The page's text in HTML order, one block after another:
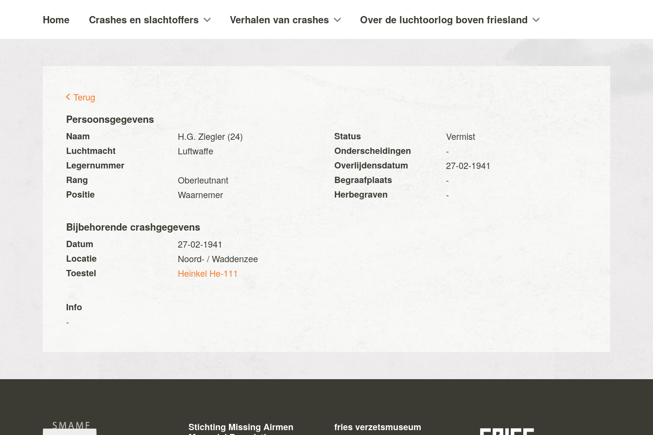
Home Crashes en slachtoffers Verhalen van crashes Over de luchtoorlog boven friesland
Terug
Persoonsgegevens
Naam
H.G. Ziegler (24)
Luchtmacht
Luftwaffe
Legernummer
Rang
Oberleutnant
Positie
Waarnemer
Status
Vermist
Onderscheidingen
-
Overlijdensdatum
27-02-1941
Begraafplaats
-
Herbegraven
-
Bijbehorende crashgegevens
Datum
27-02-1941
Locatie
Noord- / Waddenzee
Toestel
Heinkel He-111
Info
-
Stichting Missing Airmen
fries verzetsmuseum